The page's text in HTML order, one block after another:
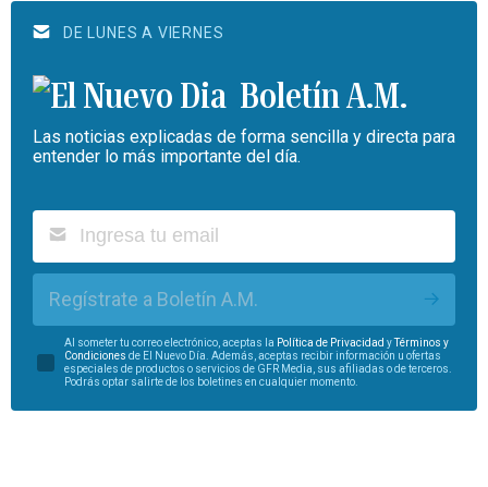
DE LUNES A VIERNES
Boletín A.M.
Las noticias explicadas de forma sencilla y directa para
entender lo más importante del día.
Regístrate a Boletín A.M.
Al someter tu correo electrónico, aceptas la Política de Privacidad yTérminos y
Condiciones de El Nuevo Día. Además, aceptas recibir información u ofertas
especiales de productos o servicios de GFR Media, sus afiliadas o de terceros.
Podrás optar salirte de los boletines en cualquier momento.